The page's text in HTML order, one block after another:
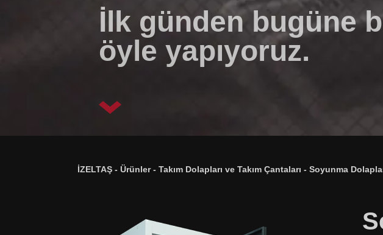
İlk günden bugüne
öyle yapıyoruz.
İZELTAŞ - Ürünler- Takım Dolapları ve Takım Çantaları - Soyunma